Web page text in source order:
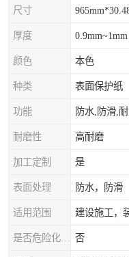
尺寸
厚度 0.9mm~1mm
颜色 本色
种类 表面保护纸
功能 防水,防滑,
耐磨性 高耐磨
加工定制 是
表面处理 防水，防滑
适用范围 建设施工，
否